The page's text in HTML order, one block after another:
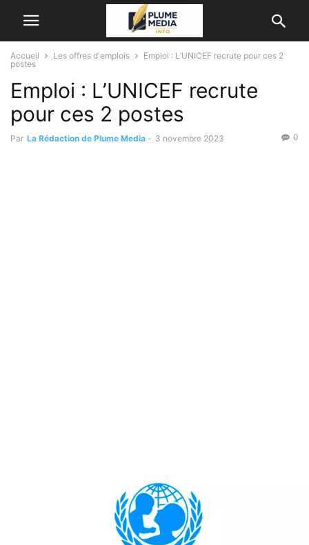
Accueil Les offres d'emplois
Emploi : L’UNICEF recrute pour ces 2
postes
Emploi : L’UNICEF recrute
pour ces 2 postes
Par La Rédaction de Plume Media - 3 novembre 2023 0